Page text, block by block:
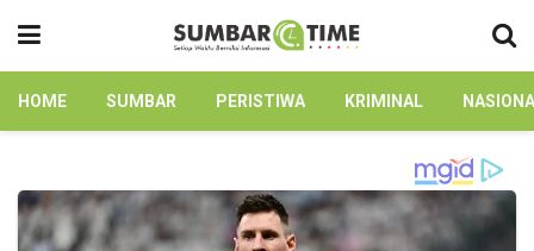
HOME SUMBAR PERISTIWA KRIMINAL